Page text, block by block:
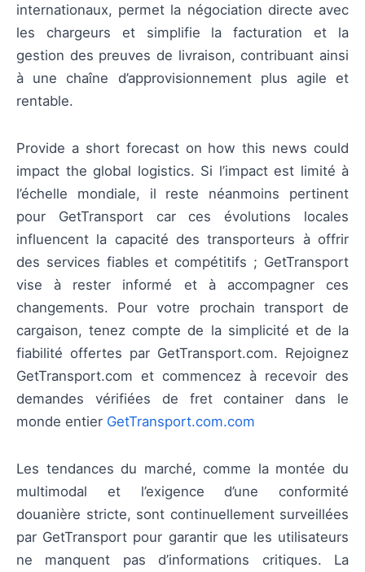
internationaux, permet la négociation directe avec
les chargeurs et simplifie la facturation et la
gestion des preuves de livraison, contribuant ainsi
à une chaîne d’approvisionnement plus agile et
rentable.
Provide a short forecast on how this news could
impact the global logistics. Si l’impact est limité à
l’échelle mondiale, il reste néanmoins pertinent
pour GetTransport car ces évolutions locales
influencent la capacité des transporteurs à offrir
des services fiables et compétitifs ; GetTransport
vise à rester informé et à accompagner ces
changements. Pour votre prochain transport de
cargaison, tenez compte de la simplicité et de la
fiabilité offertes par GetTransport.com. Rejoignez
GetTransport.com et commencez à recevoir des
demandes vérifiées de fret container dans le
monde entier GetTransport.com.com
Les tendances du marché, comme la montée du
multimodal et l’exigence d’une conformité
douanière stricte, sont continuellement surveillées
par GetTransport pour garantir que les utilisateurs
ne manquent pas d’informations critiques. La